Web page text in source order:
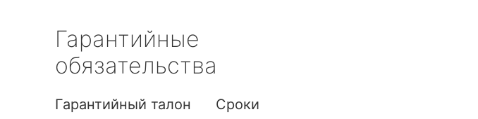
Гарантийные
обязательства
Гарантийный талон Сроки